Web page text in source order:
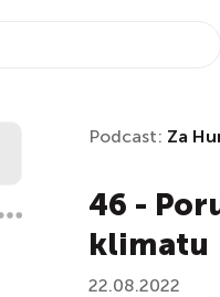
Podcast: Za
46 -
klimatu
22.08.2022